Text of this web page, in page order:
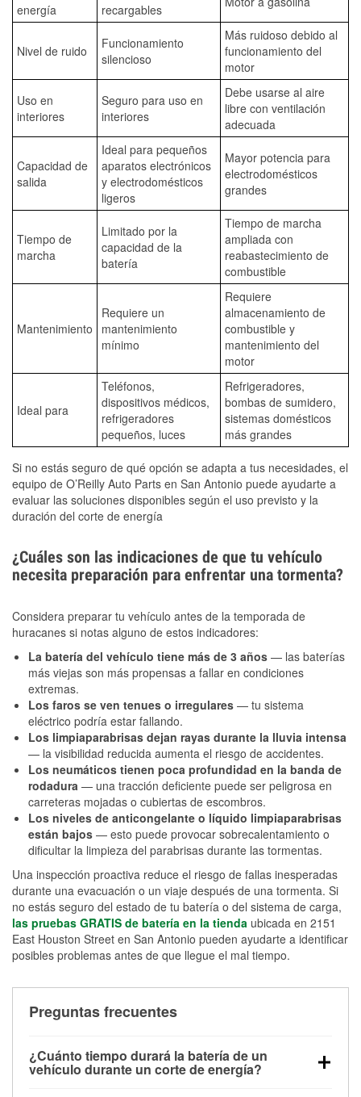
energía
recargables
Nivel de ruido
Funcionamiento
silencioso
Más ruidoso debido al
funcionamiento del
motor
Uso en
interiores
Seguro para uso en
interiores
Debe usarse al aire
libre con ventilación
adecuada
Capacidad de
salida
Ideal para pequeños
aparatos electrónicos
y electrodomésticos
ligeros
Mayor potencia para
electrodomésticos
grandes
Tiempo de
marcha
Limitado por la
capacidad de la
batería
Tiempo de marcha
ampliada con
reabastecimiento de
combustible
Mantenimiento
Requiere un
mantenimiento
mínimo
Requiere
almacenamiento de
combustible y
mantenimiento del
motor
Ideal para
Teléfonos,
dispositivos médicos,
refrigeradores
pequeños, luces
Refrigeradores,
bombas de sumidero,
sistemas domésticos
más grandes
Si no estás seguro de qué opción se adapta a tus necesidades, el
equipo de O’Reilly Auto Parts en San Antonio puede ayudarte a
evaluar las soluciones disponibles según el uso previsto y la
duración del corte de energía
¿Cuáles son las indicaciones de que tu vehículo
necesita preparación para enfrentar una tormenta?
Considera preparar tu vehículo antes de la temporada de
huracanes si notas alguno de estos indicadores:
La batería del vehículo tiene más de 3 años — las baterías
más viejas son más propensas a fallar en condiciones
extremas.
Los faros se ven tenues o irregulares — tu sistema
eléctrico podría estar fallando.
Los limpiaparabrisas dejan rayas durante la lluvia intensa
— la visibilidad reducida aumenta el riesgo de accidentes.
Los neumáticos tienen poca profundidad en la banda de
rodadura — una tracción deficiente puede ser peligrosa en
carreteras mojadas o cubiertas de escombros.
Los niveles de anticongelante o líquido limpiaparabrisas
están bajos — esto puede provocar sobrecalentamiento o
dificultar la limpieza del parabrisas durante las tormentas.
Una inspección proactiva reduce el riesgo de fallas inesperadas
durante una evacuación o un viaje después de una tormenta. Si
no estás seguro del estado de tu batería o del sistema de carga,
las pruebas GRATIS de batería en la tienda ubicada en 2151
East Houston Street en San Antonio pueden ayudarte a identificar
posibles problemas antes de que llegue el mal tiempo.
Preguntas frecuentes
¿Cuánto tiempo durará la batería de un
vehículo durante un corte de energía?